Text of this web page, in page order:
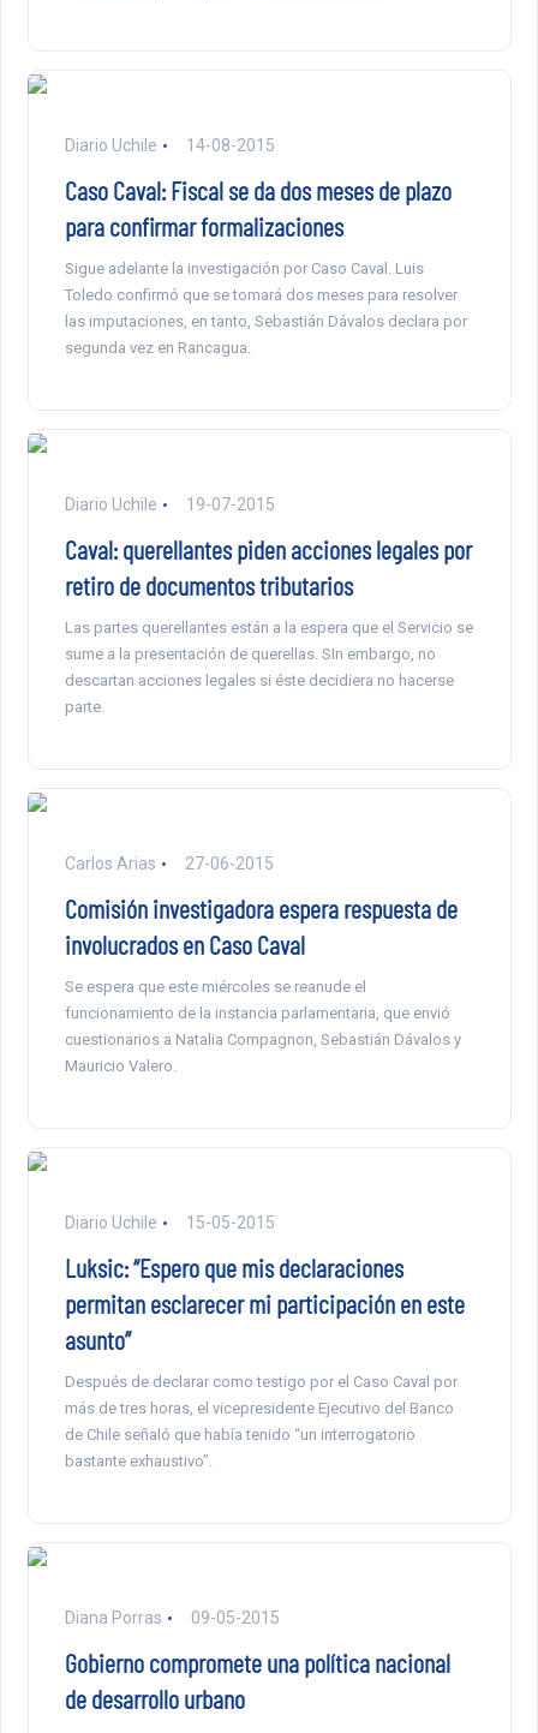
Diario Uchile 14-08-2015
Caso Caval: Fiscal se da dos meses de plazo
para confirmar formalizaciones
Sigue adelante la investigación por Caso Caval. Luis
Toledo confirmó que se tomará dos meses para resolver
las imputaciones, en tanto, Sebastián Dávalos declara por
segunda vez en Rancagua.
Diario Uchile 19-07-2015
Caval: querellantes piden acciones legales por
retiro de documentos tributarios
Las partes querellantes están a la espera que el Servicio se
sume a la presentación de querellas. SIn embargo, no
descartan acciones legales si éste decidiera no hacerse
parte.
Carlos Arias 27-06-2015
Comisión investigadora espera respuesta de
involucrados en Caso Caval
Se espera que este miércoles se reanude el
funcionamiento de la instancia parlamentaria, que envió
cuestionarios a Natalia Compagnon, Sebastián Dávalos y
Mauricio Valero.
Diario Uchile 15-05-2015
Luksic: “Espero que mis declaraciones
permitan esclarecer mi participación en este
asunto”
Después de declarar como testigo por el Caso Caval por
más de tres horas, el vicepresidente Ejecutivo del Banco
de Chile señaló que había tenido “un interrogatorio
bastante exhaustivo”.
Diana Porras 09-05-2015
Gobierno compromete una política nacional
de desarrollo urbano